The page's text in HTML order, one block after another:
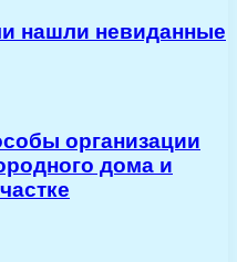
нашли невиданные
организации
дома и